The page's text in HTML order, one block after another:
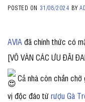
POSTED ON 31/08/2024 BY
AVIAđã chính thức có
[VÔ VÀN CÁC ƯU ĐÃI
Cả nhà còn chần
vị độc đáo từ rượu Gà